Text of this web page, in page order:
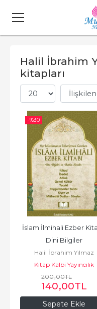
Halil İbrahim
kitapları
-%30
Sepete Ekle
İslam İlmihali Ezber
Dini Bilgiler
Halil İbrahim Yılmaz
Kitap Kalbi Yayıncılık
200,00TL
140,00TL